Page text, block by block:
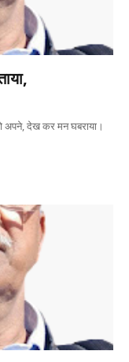
अपने, देख कर मन घबराया।